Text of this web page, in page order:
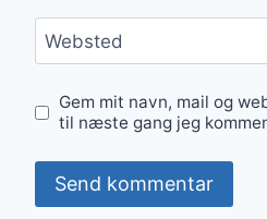
Websted
Gem mit navn, mail og
til næste gang jeg